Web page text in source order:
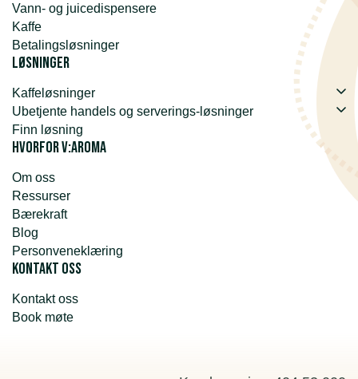
Vann- og juicedispensere
Kaffe
Betalingsløsninger
Løsninger
Kaffeløsninger
Ubetjente handels og serverings-løsninger
Finn løsning
Hvorfor v:aroma
Om oss
Ressurser
Bærekraft
Blog
Personveneklæring
Kontakt oss
Kontakt oss
Book møte